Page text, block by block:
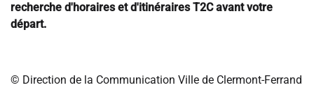
recherche d'horaires et d'itinéraires T2C avant votre
départ.
© Direction de la Communication Ville de Clermont-Ferrand